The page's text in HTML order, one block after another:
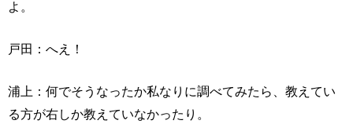
よ。
戸田：へえ！
浦上：何でそうなったか私なりに調べてみたら、教えてい
る方が右しか教えていなかったり。